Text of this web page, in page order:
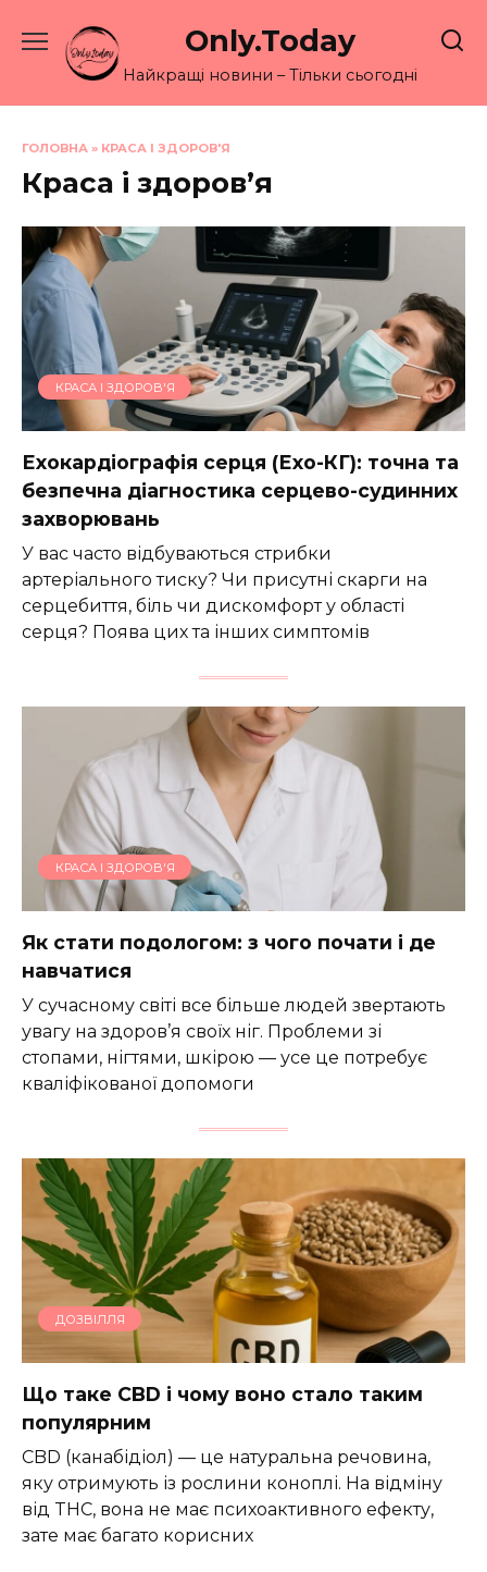
до
Only.Today
Найкращі новини – Тільки сьогодні
ГОЛОВНА » КРАСА І ЗДОРОВ'Я
Краса і здоров’я
КРАСА І ЗДОРОВ'Я
Ехокардіографія серця (Ехо-КГ): точна та
безпечна діагностика серцево-судинних
захворювань
У вас часто відбуваються стрибки
артеріального тиску? Чи присутні скарги на
серцебиття, біль чи дискомфорт у області
серця? Поява цих та інших симптомів
КРАСА І ЗДОРОВ'Я
Як стати подологом: з чого почати і де
навчатися
У сучасному світі все більше людей звертають
увагу на здоров’я своїх ніг. Проблеми зі
стопами, нігтями, шкірою — усе це потребує
кваліфікованої допомоги
ДОЗВІЛЛЯ
Що таке CBD і чому воно стало таким
популярним
CBD (канабідіол) — це натуральна речовина,
яку отримують із рослини коноплі. На відміну
від THC, вона не має психоактивного ефекту,
зате має багато корисних